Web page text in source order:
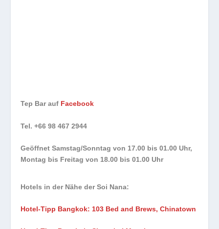
Tep Bar auf Facebook
Tel. +66 98 467 2944
Geöffnet Samstag/Sonntag von 17.00 bis 01.00 Uhr,
Montag bis Freitag von 18.00 bis 01.00 Uhr
Hotels in der Nähe der Soi Nana:
Hotel-Tipp Bangkok: 103 Bed and Brews, Chinatown